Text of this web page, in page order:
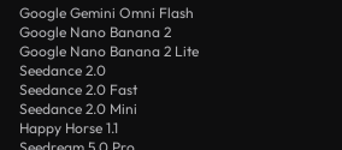
Google Gemini Omni Flash
Google Nano Banana 2
Google Nano Banana 2 Lite
Seedance 2.0
Seedance 2.0 Fast
Seedance 2.0 Mini
Happy Horse 1.1